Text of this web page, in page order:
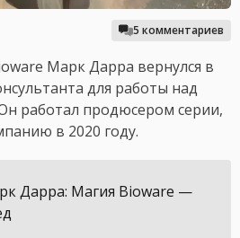
5 комментариев
Марк Дарра вернулся в
для работы над
работал продюсером серии,
в 2020 году.
Дарра: Магия Bioware —